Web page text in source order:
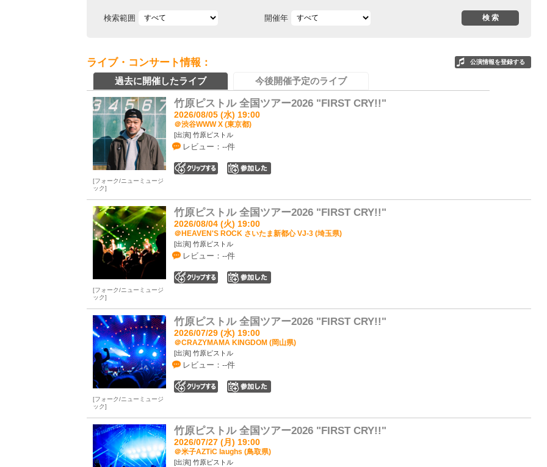
検索範囲 開催年
ライブ・コンサート情報： 公演情報を登録する
過去に開催したライブ 今後開催予定のライブ
竹原ピストル 全国ツアー2026 "FIRST CRY!!"
2026/08/05 (水) 19:00
＠渋谷WWW X (東京都)
[出演] 竹原ピストル
レビュー：--件
フォーク/ニューミュージ
ック
竹原ピストル 全国ツアー2026 "FIRST CRY!!"
2026/08/04 (火) 19:00
＠HEAVEN'S ROCK さいたま新都心 VJ-3 (埼玉県)
[出演] 竹原ピストル
レビュー：--件
フォーク/ニューミュージ
ック
竹原ピストル 全国ツアー2026 "FIRST CRY!!"
2026/07/29 (水) 19:00
＠CRAZYMAMA KINGDOM (岡山県)
[出演] 竹原ピストル
レビュー：--件
フォーク/ニューミュージ
ック
竹原ピストル 全国ツアー2026 "FIRST CRY!!"
2026/07/27 (月) 19:00
＠米子AZTiC laughs (鳥取県)
[出演] 竹原ピストル